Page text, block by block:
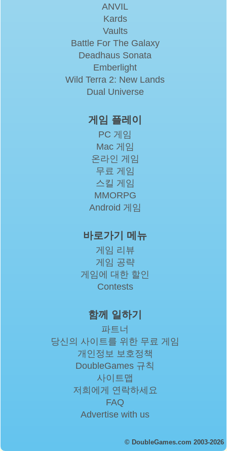
ANVIL
Kards
Vaults
Battle For The Galaxy
Deadhaus Sonata
Emberlight
Wild Terra 2: New Lands
Dual Universe
게임 플레이
PC 게임
Mac 게임
온라인 게임
무료 게임
스킬 게임
MMORPG
Android 게임
바로가기 메뉴
게임 리뷰
게임 공략
게임에 대한 할인
Contests
함께 일하기
파트너
당신의 사이트를 위한 무료 게임
개인정보 보호정책
DoubleGames 규칙
사이트맵
저희에게 연락하세요
FAQ
Advertise with us
© DoubleGames.com 2003-2026